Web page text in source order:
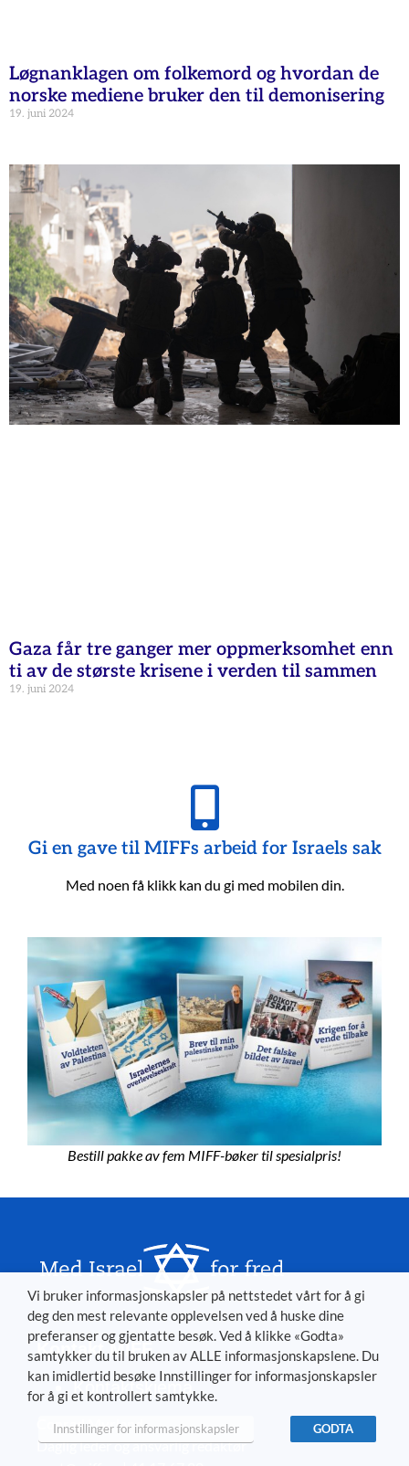
Løgnanklagen om folkemord og hvordan de
norske mediene bruker den til demonisering
19. juni 2024
Gaza får tre ganger mer oppmerksomhet enn
ti av de største krisene i verden til sammen
19. juni 2024
Gi en gave til MIFFs arbeid for Israels sak
Med noen få klikk kan du gi med mobilen din.
Bestill pakke av fem MIFF-bøker til spesialpris!
Kontakt MIFF
Kontaktskjema
Conrad Myrland
Daglig leder og ansvarlig redaktør
Vi bruker informasjonskapsler på nettstedet vårt for å gi
deg den mest relevante opplevelsen ved å huske dine
preferanser og gjentatte besøk. Ved å klikke «Godta»
samtykker du til bruken av ALLE informasjonskapslene. Du
kan imidlertid besøke Innstillinger for informasjonskapsler
for å gi et kontrollert samtykke.
Innstillinger for informasjonskapsler GODTA